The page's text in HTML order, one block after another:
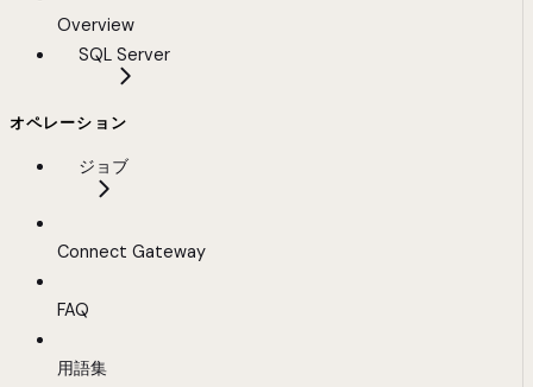
Overview
SQL Server
オペレーション
ジョブ
Connect Gateway
FAQ
用語集